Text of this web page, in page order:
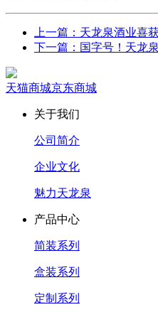
上一篇：天龙泉酒业喜
下一篇：国字号！天龙
天猫商城京东商城
关于我们
公司简介
企业文化
魅力天龙泉
产品中心
简装系列
盒装系列
定制系列